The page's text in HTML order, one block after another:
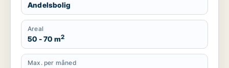
Andelsbolig
Areal
50 - 70 m2
Max. per måned